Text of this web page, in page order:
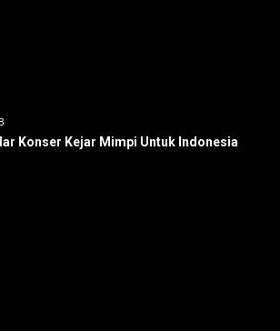
Konser Kejar Mimpi Untuk Indonesia